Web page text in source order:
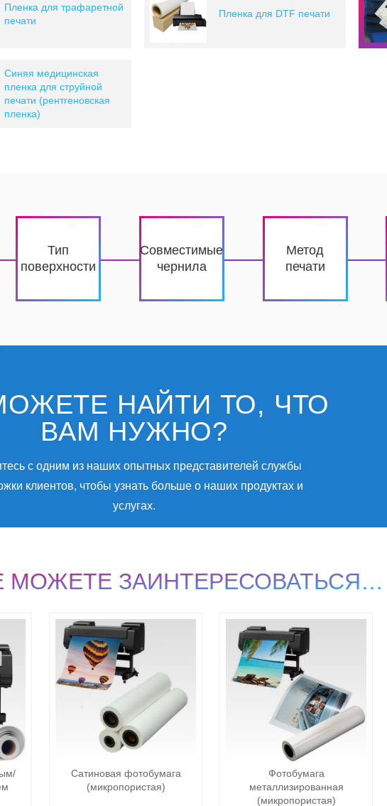
Пленка для трафаретной
печати
Пленка для DTF печати
Синяя медицинская
пленка для струйной
печати (рентгеновская
пленка)
Тип
поверхности
Совместимые
чернила
Метод
печати
НАЙТИ ТО, ЧТО
ВАМ НУЖНО?
с одним из наших опытных представителей службы
клиентов, чтобы узнать больше о наших продуктах и
услугах.
МОЖЕТЕ ЗАИНТЕРЕСОВАТЬСЯ…
Сатиновая фотобумага
(микропористая)
Фотобумага
металлизированная
(микропористая)